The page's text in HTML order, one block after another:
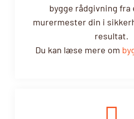
bygge rådgivning fra
murermester din i
resultat.
Du kan læse mere om